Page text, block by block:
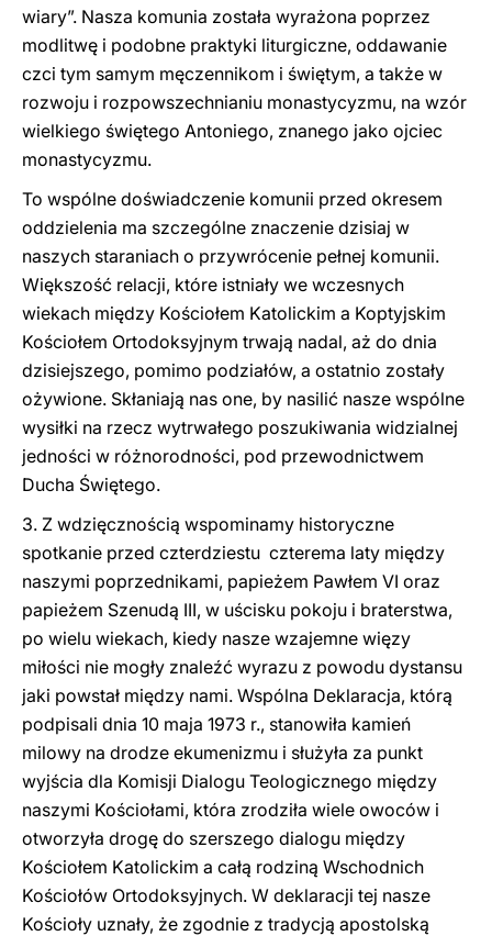
wiary”. Nasza komunia została wyrażona poprzez
modlitwę i podobne praktyki liturgiczne, oddawanie
czci tym samym męczennikom i świętym, a także w
rozwoju i rozpowszechnianiu monastycyzmu, na wzór
wielkiego świętego Antoniego, znanego jako ojciec
monastycyzmu.
To wspólne doświadczenie komunii przed okresem
oddzielenia ma szczególne znaczenie dzisiaj w
naszych staraniach o przywrócenie pełnej komunii.
Większość relacji, które istniały we wczesnych
wiekach między Kościołem Katolickim a Koptyjskim
Kościołem Ortodoksyjnym trwają nadal, aż do dnia ​​
dzisiejszego, pomimo podziałów, a ostatnio zostały
ożywione. Skłaniają nas one, by nasilić nasze wspólne
wysiłki na rzecz wytrwałego poszukiwania widzialnej
jedności w różnorodności, pod przewodnictwem
Ducha Świętego.
3. Z wdzięcznością wspominamy historyczne
spotkanie przed czterdziestu czterema laty między
naszymi poprzednikami, papieżem Pawłem VI oraz
papieżem Szenudą III, w uścisku pokoju i braterstwa,
po wielu wiekach, kiedy nasze wzajemne więzy
miłości nie mogły znaleźć wyrazu z powodu dystansu
jaki powstał między nami. Wspólna Deklaracja, którą
podpisali dnia 10 maja 1973 r., stanowiła kamień
milowy na drodze ekumenizmu i służyła za punkt
wyjścia dla Komisji Dialogu Teologicznego między
naszymi Kościołami, która zrodziła wiele owoców i
otworzyła drogę do szerszego dialogu między
Kościołem Katolickim a całą rodziną Wschodnich
Kościołów Ortodoksyjnych. W deklaracji tej nasze
Kościoły uznały, że zgodnie z tradycją apostolską